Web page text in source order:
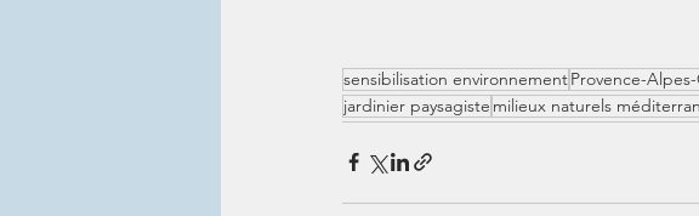
sensibilisation environnementProvence-
jardinier paysagiste milieux naturels